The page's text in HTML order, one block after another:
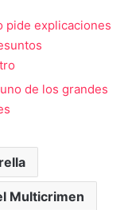
pide explicaciones
de los grandes
Multicrimen